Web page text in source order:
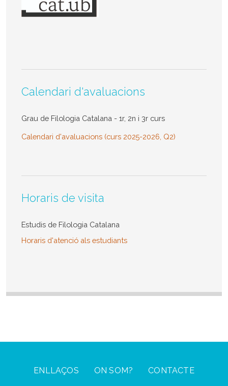
Calendari d'avaluacions
Grau de Filologia Catalana - 1r, 2n i 3r curs
Calendari d'avaluacions (curs 2025-2026, Q2)
Horaris de visita
Estudis de Filologia Catalana
Horaris d'atenció als estudiants
Menu
ENLLAÇOS ON SOM? CONTACTE